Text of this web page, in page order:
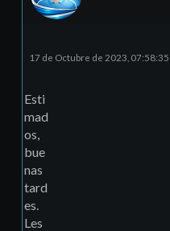
17 de Octubre de 2023, 07:58:35
Esti
mad
os,
bue
nas
tard
es.
Les